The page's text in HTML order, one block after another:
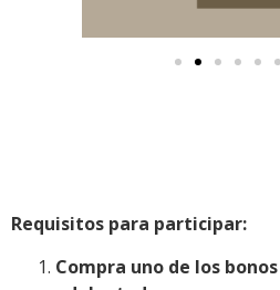
Requisitos para participar:
Compra uno de los